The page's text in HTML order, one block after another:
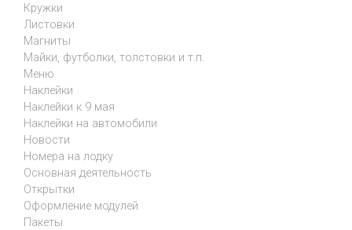
Кружки
Листовки
Магниты
Майки, футболки, толстовки и т.п.
Меню
Наклейки
Наклейки к 9 мая
Наклейки на автомобили
Новости
Номера на лодку
Основная деятельность
Открытки
Оформление модулей
Пакеты